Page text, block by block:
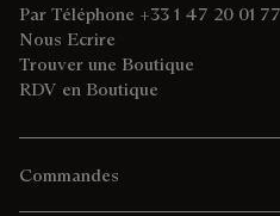
Par Téléphone +33 1 47 20 01 77
Nous Ecrire
Trouver une Boutique
RDV en Boutique
Commandes